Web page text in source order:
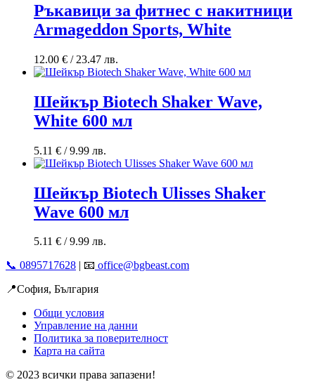
Ръкавици за фитнес с накитници
Armageddon Sports, White
12.00 € / 23.47 лв.
Шейкър Biotech Shaker Wave,
White 600 мл
5.11 € / 9.99 лв.
Шейкър Biotech Ulisses Shaker
Wave 600 мл
5.11 € / 9.99 лв.
📞 0895717628 | 📧 office@bgbeast.com
📍София, България
Общи условия
Управление на данни
Политика за поверителност
Карта на сайта
© 2023 всички права запазени!